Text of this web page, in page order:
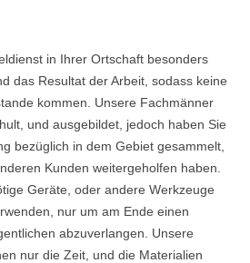
in Ihrer Ortschaft besonders
das Resultat der Arbeit, sodass keine
kommen. Unsere Fachmänner
und ausgebildet, jedoch haben Sie
bezüglich in dem Gebiet gesammelt,
Kunden weitergeholfen haben.
Geräte, oder andere Werkzeuge
nur um am Ende einen
abzuverlangen. Unsere
nur die Zeit, und die Materialien